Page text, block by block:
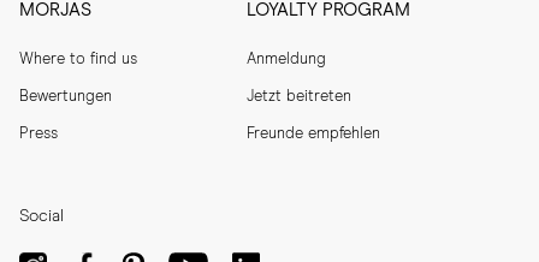
MORJAS
Where to find us
Bewertungen
Press
LOYALTY PROGRAM
Anmeldung
Jetzt beitreten
Freunde empfehlen
Social